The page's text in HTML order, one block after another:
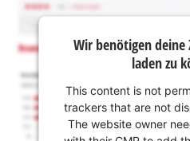
Wir benötigen
laden zu
This content is not
trackers that are not
The website owner